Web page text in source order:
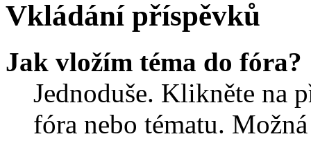
Vkládání příspěvků
Jak vložím téma do fóra?
Jednoduše. Klikněte na
fóra nebo tématu.